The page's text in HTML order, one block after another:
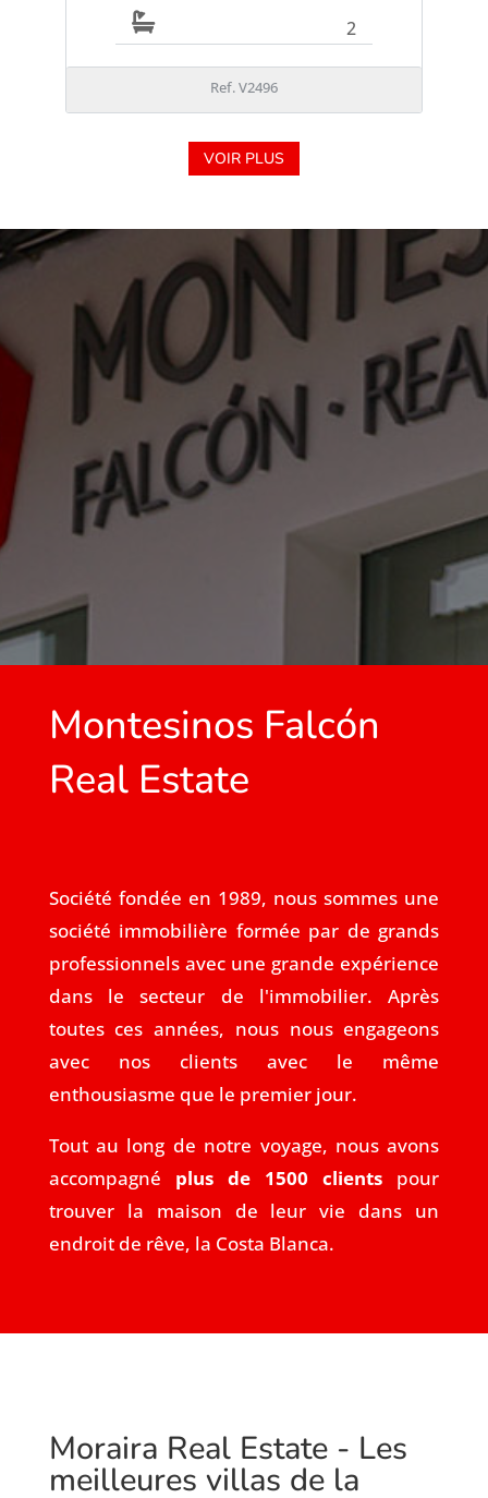
2
Ref. V2496
VOIR PLUS
Montesinos Falcón
Real Estate
Société fondée en 1989, nous sommes une
société immobilière formée par de grands
professionnels avec une grande expérience
dans le secteur de l'immobilier. Après
toutes ces années, nous nous engageons
avec nos clients avec le même
enthousiasme que le premier jour.
Tout au long de notre voyage, nous avons
accompagné plus de 1500 clients pour
trouver la maison de leur vie dans un
endroit de rêve, la Costa Blanca.
Moraira Real Estate - Les
meilleures villas de la